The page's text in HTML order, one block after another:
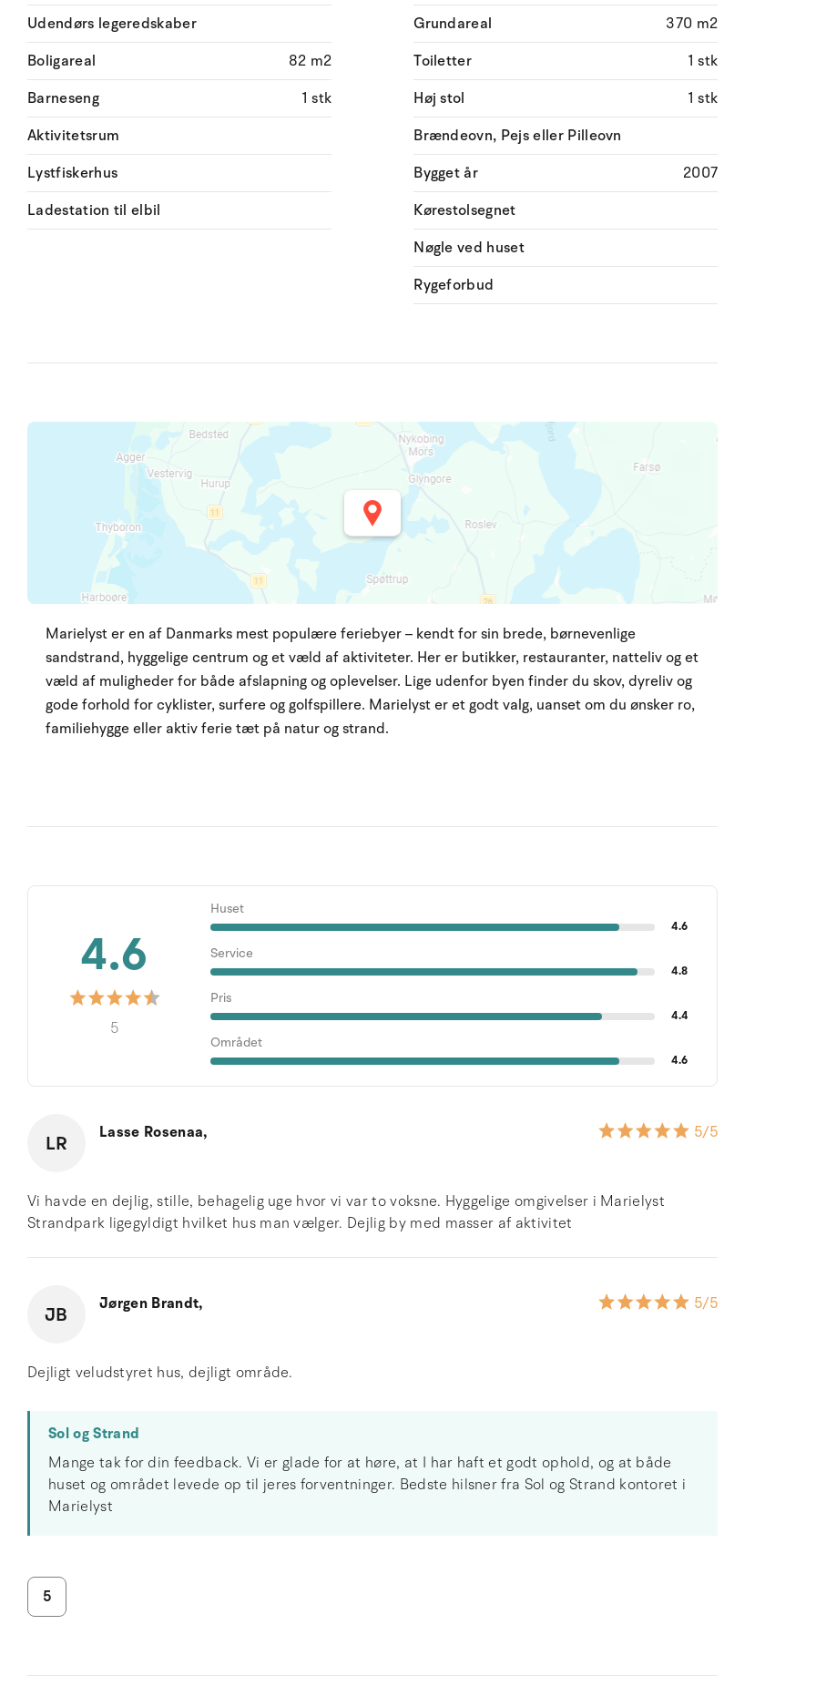
Udendørs legeredskaber
Boligareal
82 m2
Barneseng
1 stk
Aktivitetsrum
Lystfiskerhus
Ladestation til elbil
Grundareal
370 m2
Toiletter
1 stk
Høj stol
1 stk
Brændeovn, Pejs eller Pilleovn
Bygget år
2007
Kørestolsegnet
Nøgle ved huset
Rygeforbud
Marielyst er en af Danmarks mest populære feriebyer – kendt for sin brede, børnevenlige
sandstrand, hyggelige centrum og et væld af aktiviteter. Her er butikker, restauranter, natteliv og et
væld af muligheder for både afslapning og oplevelser. Lige udenfor byen finder du skov, dyreliv og
gode forhold for cyklister, surfere og golfspillere. Marielyst er et godt valg, uanset om du ønsker ro,
familiehygge eller aktiv ferie tæt på natur og strand.
4.6
5
Huset
4.6
Service
4.8
Pris
4.4
Området
4.6
LR Lasse Rosenaa, 5/5
Vi havde en dejlig, stille, behagelig uge hvor vi var to voksne. Hyggelige omgivelser i Marielyst
Strandpark ligegyldigt hvilket hus man vælger. Dejlig by med masser af aktivitet
JB Jørgen Brandt, 5/5
Dejligt veludstyret hus, dejligt område.
Sol og Strand
Mange tak for din feedback. Vi er glade for at høre, at I har haft et godt ophold, og at både
huset og området levede op til jeres forventninger. Bedste hilsner fra Sol og Strand kontoret i
Marielyst
5